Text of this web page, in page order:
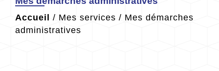
Accueil / Mes services / Mes démarches
administratives